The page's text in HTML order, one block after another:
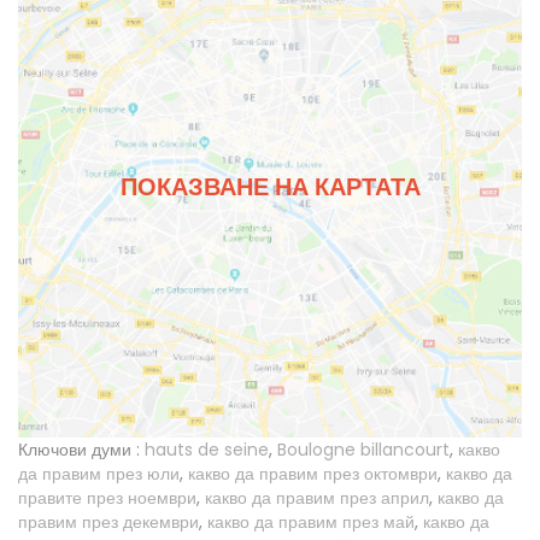
ПОКАЗВАНЕ НА КАРТАТА
Ключови думи : hauts de seine, Boulogne billancourt, какво
да правим през юли, какво да правим през октомври, какво да
правите през ноември, какво да правим през април, какво да
правим през декември, какво да правим през май, какво да